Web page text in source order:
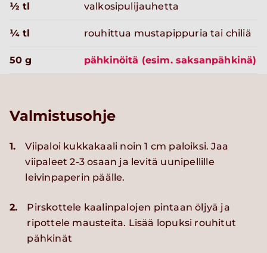
½ tl valkosipulijauhetta
¼ tl rouhittua mustapippuria tai chiliä
50 g pähkinöitä (esim. saksanpähkinä)
Valmistusohje
1.
Viipaloi kukkakaali noin 1 cm paloiksi. Jaa
viipaleet 2-3 osaan ja levitä uunipellille
leivinpaperin päälle.
2.
Pirskottele kaalinpalojen pintaan öljyä ja
ripottele mausteita. Lisää lopuksi rouhitut
pähkinät